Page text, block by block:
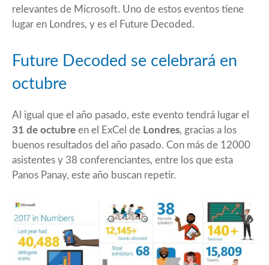
relevantes de Microsoft. Uno de estos eventos tiene
lugar en Londres, y es el Future Decoded.
Future Decoded se celebrará en
octubre
Al igual que el año pasado, este evento tendrá lugar el
31 de octubre en el ExCel de Londres, gracias a los
buenos resultados del año pasado. Con más de 12000
asistentes y 38 conferenciantes, entre los que esta
Panos Panay, este año buscan repetir.